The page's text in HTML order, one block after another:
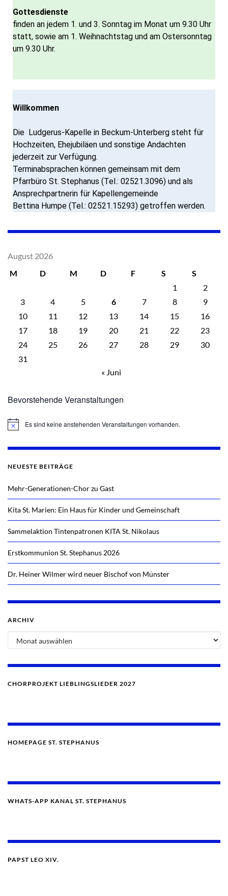
Gottesdienste
finden an jedem 1. und 3. Sonntag im Monat um 9.30 Uhr
statt, sowie am 1. Weihnachtstag und am Ostersonntag
um 9.30 Uhr.
Willkommen
Die Ludgerus-Kapelle in Beckum-Unterberg steht für
Hochzeiten, Ehejubiläen und sonstige Andachten
jederzeit zur Verfügung.
Terminabsprachen können gemeinsam mit dem
Pfarrbüro St. Stephanus (Tel.: 02521.3096) und als
Ansprechpartnerin für Kapellengemeinde
Bettina Humpe (Tel.: 02521.15293) getroffen werden.
August 2026
M
D M D F S
S
1
2
3
4 5 6 7 8
9
10
11 12 13 14 15
16
17
18 19 20 21 22
23
24
25 26 27 28 29
30
31
« Juni
Bevorstehende Veranstaltungen
HinweisEs sind keine anstehenden Veranstaltungen vorhanden.
NEUESTE BEITRÄGE
Mehr-Generationen-Chor zu Gast
Kita St. Marien: Ein Haus für Kinder und Gemeinschaft
Sammelaktion Tintenpatronen KITA St. Nikolaus
Erstkommunion St. Stephanus 2026
Dr. Heiner Wilmer wird neuer Bischof von Münster
ARCHIV
CHORPROJEKT LIEBLINGSLIEDER 2027
HOMEPAGE ST. STEPHANUS
WHATS-APP KANAL ST. STEPHANUS
PAPST LEO XIV.